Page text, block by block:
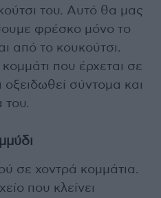
του. Αυτό θα μας
φρέσκο μόνο το
από το κουκούτσι.
που έρχεται σε
σύντομα και
του.
σε χοντρά κομμάτια.
που κλείνει